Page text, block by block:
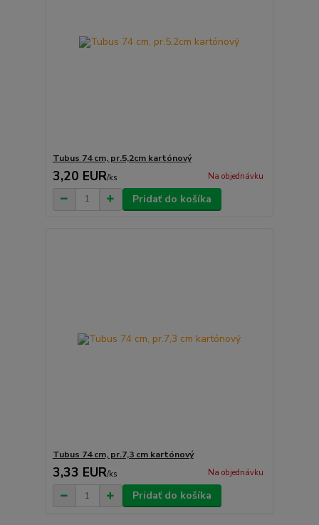
Tubus 74 cm, pr.5,2cm kartónový
3,20 EUR/ks Na objednávku
Pridať do košíka
Tubus 74 cm, pr.7,3 cm kartónový
3,33 EUR/ks Na objednávku
Pridať do košíka